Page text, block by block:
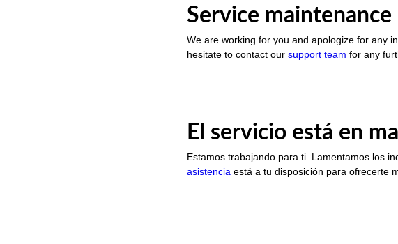
Service maintenance
We are working for you and apologize for any
hesitate to contact oursupport team for any
El servicio está en
Estamos trabajando para ti. Lamentamos los
asistencia está a tu disposición para ofrecerte